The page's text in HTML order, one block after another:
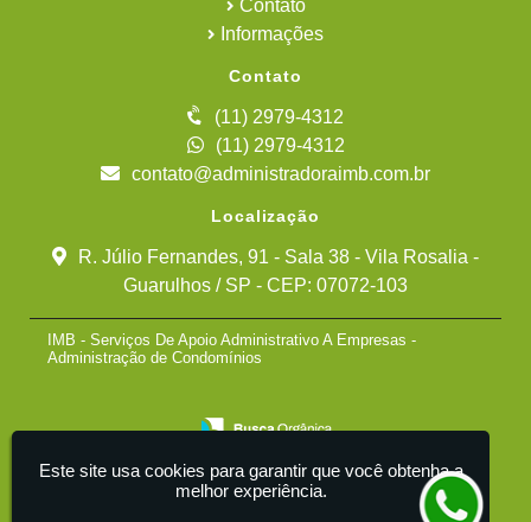
Contato
Informações
Contato
(11) 2979-4312
(11) 2979-4312
contato@administradoraimb.com.br
Localização
R. Júlio Fernandes, 91 - Sala 38 - Vila Rosalia -
Guarulhos / SP - CEP: 07072-103
IMB - Serviços De Apoio Administrativo A Empresas -
Administração de Condomínios
Este site usa cookies para garantir que você obtenha a
melhor experiência.